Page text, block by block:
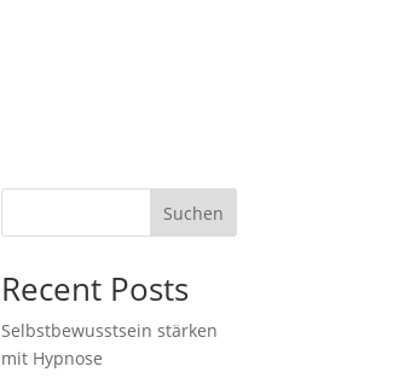
Suchen
Recent Posts
Selbstbewusstsein stärken
mit Hypnose